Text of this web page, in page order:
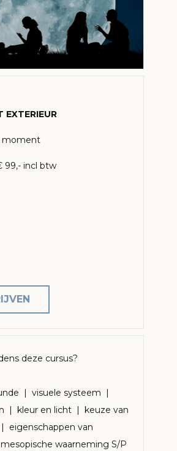
EXTERIEUR
moment
99,- incl btw
deze cursus?
| visuele systeem |
| kleur en licht | keuze van
eigenschappen van
waarneming S/P